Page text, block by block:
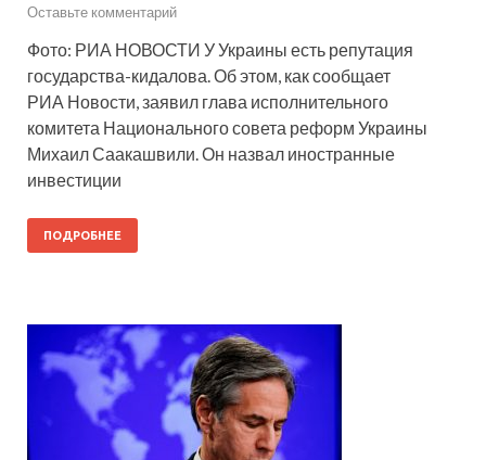
Оставьте комментарий
Фото: РИА НОВОСТИ У Украины есть репутация
государства-кидалова. Об этом, как сообщает
РИА Новости, заявил глава исполнительного
комитета Национального совета реформ Украины
Михаил Саакашвили. Он назвал иностранные
инвестиции
ПОДРОБНЕЕ